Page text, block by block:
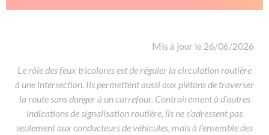
Formations pro.
Formation CACES
Devenir enseignant de la conduite
Mis à jour le 26/06/2026
Le rôle des feux tricolores est de réguler la circulation routière
à une intersection. Ils permettent aussi aux piétons de traverser
la route sans danger à un carrefour. Contrairement à d’autres
indications de signalisation routière, ils ne s’adressent pas
seulement aux conducteurs de véhicules, mais à l’ensemble des